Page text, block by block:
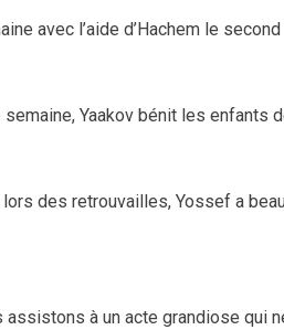
avec l’aide d’Hachem le
Yaakov bénit les enfants
des retrouvailles, Yossef a
assistons à un acte grandiose qui